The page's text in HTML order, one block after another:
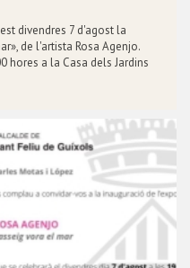
divendres 7 d'agost la
de l'artista Rosa Agenjo.
hores a la Casa dels Jardins